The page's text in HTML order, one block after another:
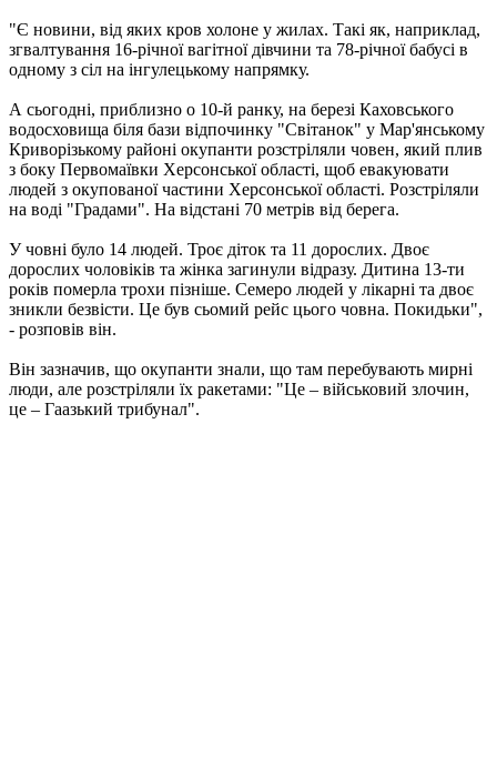
"Є новини, від яких кров холоне у жилах. Такі як, наприклад,
згвалтування 16-річної вагітної дівчини та 78-річної бабусі в
одному з сіл на інгулецькому напрямку.
А сьогодні, приблизно о 10-й ранку, на березі Каховського
водосховища біля бази відпочинку "Світанок" у Мар'янському
Криворізькому районі окупанти розстріляли човен, який плив
з боку Первомаївки Херсонської області, щоб евакуювати
людей з окупованої частини Херсонської області. Розстріляли
на воді "Градами". На відстані 70 метрів від берега.
У човні було 14 людей. Троє діток та 11 дорослих. Двоє
дорослих чоловіків та жінка загинули відразу. Дитина 13-ти
років померла трохи пізніше. Семеро людей у ​​лікарні та двоє
зникли безвісти. Це був сьомий рейс цього човна. Покидьки",
- розповів він.
Він зазначив, що окупанти знали, що там перебувають мирні
люди, але розстріляли їх ракетами: "Це – військовий злочин,
це – Гаазький трибунал".